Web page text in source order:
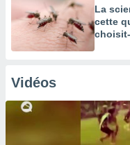
La
cette
Vidéos